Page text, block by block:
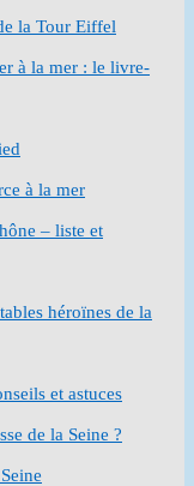
la Tour Eiffel
à la mer : le livre-
à la mer
– liste et
héroïnes de la
et astuces
de la Seine ?